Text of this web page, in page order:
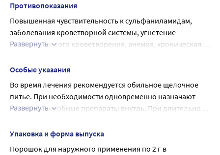
Противопоказания
Повышенная чувствительность к сульфаниламидам,
заболевания кроветворной системы, угнетение
костномозгового кроветворения, анемия, хроническая
почечная и печеночная недостаточность, порфирия,
врожденный дефицит глюкозо-6-фосфатдегидрогеназы,
беременность, период грудного вскармливания, детский
возраст до 18 лет (для данной формы выпуска).
Развернуть
Особые указания
Во время лечения рекомендуется обильное щелочное
питье. При необходимости одновременно назначают
противомикробные препараты внутрь. При длительном
анализов крови, почек, печени.
Развернуть
Упаковка и форма выпуска
Порошок для наружного применения по 2 г в